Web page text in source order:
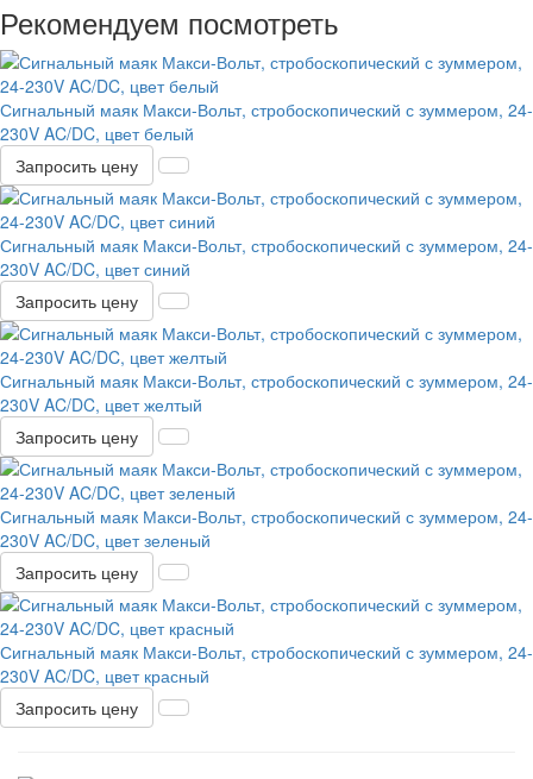
Рекомендуем посмотреть
Сигнальный маяк Макси-Вольт, стробоскопический с зуммером, 24-
230V AC/DC, цвет белый
Запросить цену
Сигнальный маяк Макси-Вольт, стробоскопический с зуммером, 24-
230V AC/DC, цвет синий
Запросить цену
Сигнальный маяк Макси-Вольт, стробоскопический с зуммером, 24-
230V AC/DC, цвет желтый
Запросить цену
Сигнальный маяк Макси-Вольт, стробоскопический с зуммером, 24-
230V AC/DC, цвет зеленый
Запросить цену
Сигнальный маяк Макси-Вольт, стробоскопический с зуммером, 24-
230V AC/DC, цвет красный
Запросить цену